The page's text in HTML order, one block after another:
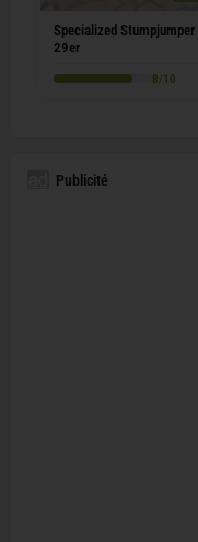
Specialized Stumpjumper
29er
8/10
Publicité